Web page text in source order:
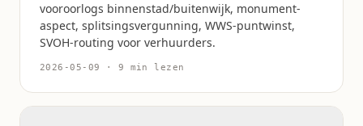
vooroorlogs binnenstad/buitenwijk, monument-
aspect, splitsingsvergunning, WWS-puntwinst,
SVOH-routing voor verhuurders.
2026-05-09 · 9 min lezen